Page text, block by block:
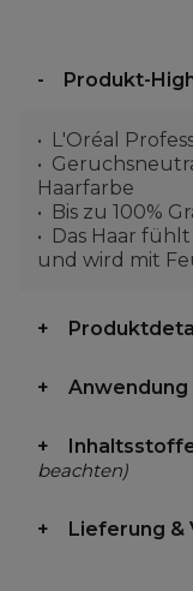
Produkt-
L'Oréal
Haarfarbe
Bis zu 100%
Das Haar
und wird mit
Anwendung
beachten)
Lieferung